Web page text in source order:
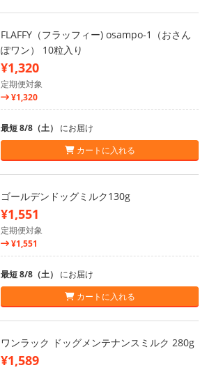
FLAFFY（フラッフィー) osampo-1（おさん
ぽワン） 10粒入り
¥1,320
定期便対象
¥1,320
最短 8/8（土） にお届け
カートに入れる
ゴールデンドッグミルク130g
¥1,551
定期便対象
¥1,551
最短 8/8（土） にお届け
カートに入れる
ワンラック ドッグメンテナンスミルク 280g
¥1,589